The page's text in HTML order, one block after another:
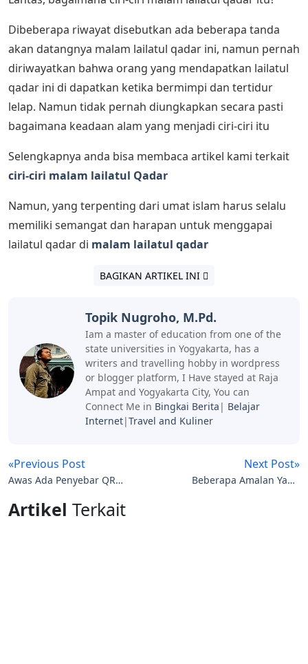
Dibeberapa riwayat disebutkan ada beberapa tanda
akan datangnya malam lailatul qadar ini, namun pernah
diriwayatkan bahwa orang yang mendapatkan lailatul
qadar ini di dapatkan ketika bermimpi dan tertidur
lelap. Namun tidak pernah diungkapkan secara pasti
bagaimana keadaan alam yang menjadi ciri-ciri itu
Selengkapnya anda bisa membaca artikel kami terkait
ciri-ciri malam lailatul Qadar
Namun, yang terpenting dari umat islam harus selalu
memiliki semangat dan harapan untuk menggapai
lailatul qadar di malam lailatul qadar
BAGIKAN ARTIKEL INI
Topik Nugroho, M.Pd.
Iam a master of education from one of the
state universities in Yogyakarta, has a
writers and travelling hobby in wordpress
or blogger platform, I Have stayed at Raja
Ampat and Yogyakarta City, You can
Connect Me in Bingkai Berita | Belajar
Internet|Travel and Kuliner
«Previous Post
Awas Ada Penyebar QRIS
Next Post»
Beberapa Amalan Yang
Artikel Terkait